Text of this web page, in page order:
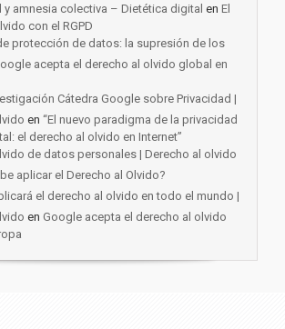
amnesia colectiva – Dietética digital en El
con el RGPD
protección de datos: la supresión de los
acepta el derecho al olvido global en
Cátedra Google sobre Privacidad |
en “El nuevo paradigma de la privacidad
el derecho al olvido en Internet”
de datos personales | Derecho al olvido
aplicar el Derecho al Olvido?
el derecho al olvido en todo el mundo |
en Google acepta el derecho al olvido